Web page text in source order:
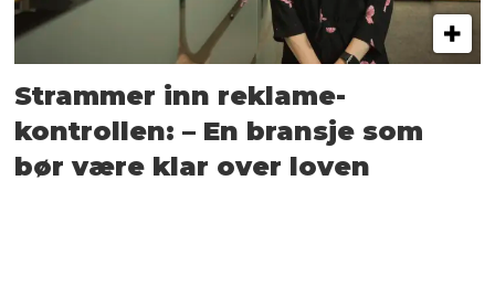
Strammer inn reklame-
kontrollen: – En bransje som
bør være klar over loven